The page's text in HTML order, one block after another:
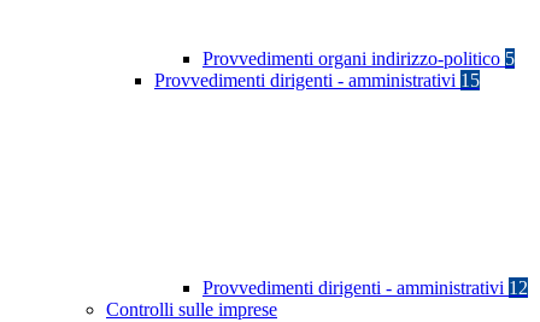
Provvedimenti organi indirizzo-politico 5
Provvedimenti dirigenti - amministrativi 15
Provvedimenti dirigenti - amministrativi 12
Controlli sulle imprese